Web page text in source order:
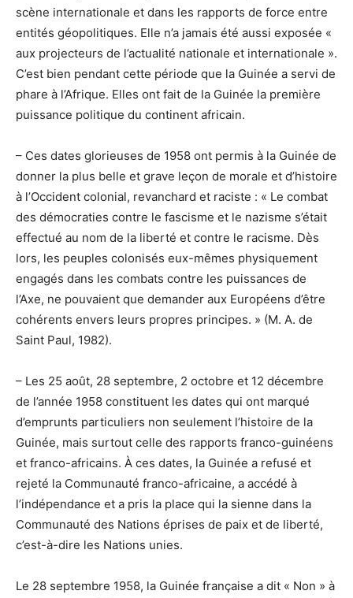
scène internationale et dans les rapports de force entre
entités géopolitiques. Elle n’a jamais été aussi exposée «
aux projecteurs de l’actualité nationale et internationale ».
C’est bien pendant cette période que la Guinée a servi de
phare à l’Afrique. Elles ont fait de la Guinée la première
puissance politique du continent africain.
– Ces dates glorieuses de 1958 ont permis à la Guinée de
donner la plus belle et grave leçon de morale et d’histoire
à l’Occident colonial, revanchard et raciste : « Le combat
des démocraties contre le fascisme et le nazisme s’était
effectué au nom de la liberté et contre le racisme. Dès
lors, les peuples colonisés eux-mêmes physiquement
engagés dans les combats contre les puissances de
l’Axe, ne pouvaient que demander aux Européens d’être
cohérents envers leurs propres principes. » (M. A. de
Saint Paul, 1982).
– Les 25 août, 28 septembre, 2 octobre et 12 décembre
de l’année 1958 constituent les dates qui ont marqué
d’emprunts particuliers non seulement l’histoire de la
Guinée, mais surtout celle des rapports franco-guinéens
et franco-africains. À ces dates, la Guinée a refusé et
rejeté la Communauté franco-africaine, a accédé à
l’indépendance et a pris la place qui la sienne dans la
Communauté des Nations éprises de paix et de liberté,
c’est-à-dire les Nations unies.
Le 28 septembre 1958, la Guinée française a dit « Non » à